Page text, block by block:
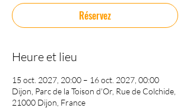
Réservez
Heure et lieu
15 oct. 2027, 20:00 – 16 oct. 2027, 00:00
Dijon, Parc de la Toison d'Or, Rue de Colchide,
21000 Dijon, France